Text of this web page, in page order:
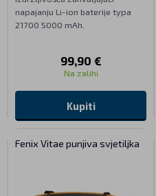
napajanju Li-ion baterije typa
21700 5000 mAh.
99,90 €
Na zalihi
Kupiti
Fenix Vitae punjiva svjetiljka